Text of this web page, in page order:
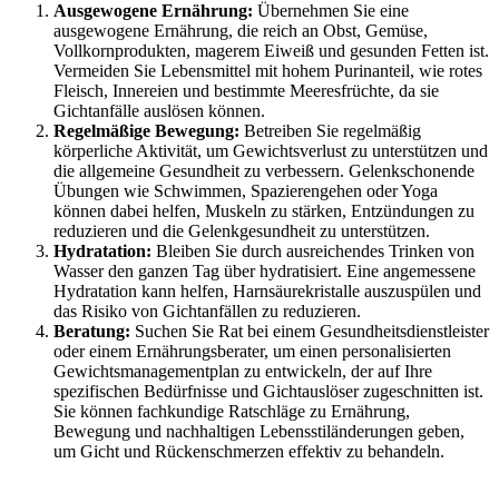
Ausgewogene Ernährung: Übernehmen Sie eine
ausgewogene Ernährung, die reich an Obst, Gemüse,
Vollkornprodukten, magerem Eiweiß und gesunden Fetten ist.
Vermeiden Sie Lebensmittel mit hohem Purinanteil, wie rotes
Fleisch, Innereien und bestimmte Meeresfrüchte, da sie
Gichtanfälle auslösen können.
Regelmäßige Bewegung: Betreiben Sie regelmäßig
körperliche Aktivität, um Gewichtsverlust zu unterstützen und
die allgemeine Gesundheit zu verbessern. Gelenkschonende
Übungen wie Schwimmen, Spazierengehen oder Yoga
können dabei helfen, Muskeln zu stärken, Entzündungen zu
reduzieren und die Gelenkgesundheit zu unterstützen.
Hydratation: Bleiben Sie durch ausreichendes Trinken von
Wasser den ganzen Tag über hydratisiert. Eine angemessene
Hydratation kann helfen, Harnsäurekristalle auszuspülen und
das Risiko von Gichtanfällen zu reduzieren.
Beratung: Suchen Sie Rat bei einem Gesundheitsdienstleister
oder einem Ernährungsberater, um einen personalisierten
Gewichtsmanagementplan zu entwickeln, der auf Ihre
spezifischen Bedürfnisse und Gichtauslöser zugeschnitten ist.
Sie können fachkundige Ratschläge zu Ernährung,
Bewegung und nachhaltigen Lebensstiländerungen geben,
um Gicht und Rückenschmerzen effektiv zu behandeln.